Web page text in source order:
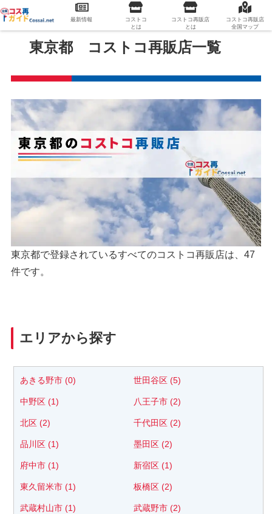
東京都 コストコ再販店一覧
東京都で登録されているすべてのコストコ再販店は、47
件です。
エリアから探す
あきる野市 (0) 世田谷区 (5)
中野区 (1) 八王子市 (2)
北区 (2) 千代田区 (2)
品川区 (1) 墨田区 (2)
府中市 (1) 新宿区 (1)
東久留米市 (1) 板橋区 (2)
武蔵村山市 (1) 武蔵野市 (2)
最新情報
コストコ
とは
コストコ再販店
とは
コストコ再販店
全国マップ